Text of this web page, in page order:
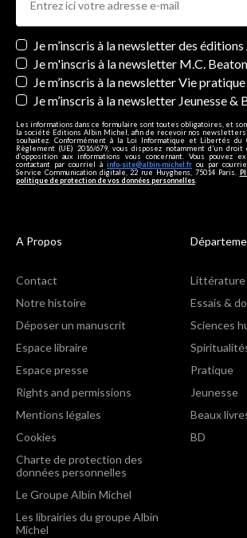
Newsletters
Je m’inscris à la newsletter des
Je m'inscris à la newsletter M.C. Beaton
Je m’inscris à la newsletter Vie pratique
Je m’inscris à la newsletter Jeunesse &
Les informations dans ce formulaire sont toutes obligatoires, et
la société Editions Albin Michel, afin de recevoir nos
souhaitez. Conformément à la Loi Informatique et Libertés du
Règlement (UE) 2016/679, vous disposez notamment d'un
d’opposition aux informations vous concernant. Vous pouvez
contactant par courriel à info-site@albin-michel.fr ou par
Service Communication digitale, 22 rue Huyghens, 75014 Paris.
politique de protection de vos données personnelles
A Propos
Contact
Notre histoire
Déposer un manuscrit
Espace libraire
Espace presse
Rights and permissions
Mentions légales
Cookies
Charte de protection des
données personnelles
Le Groupe Albin Michel
Les librairies du groupe Albin
Michel
Littérature
Essais &
Sciences
Pratique
Jeunesse
Beaux
BD